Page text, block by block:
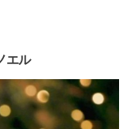
エル